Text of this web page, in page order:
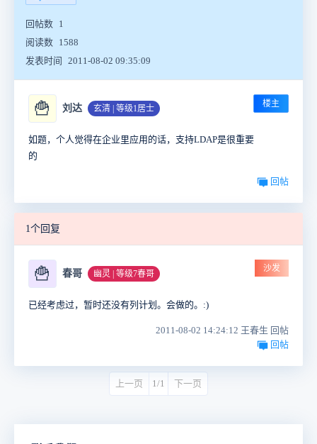
回帖数 1
阅读数 1588
发表时间
2011-08-02 09:35:09
🍟 刘达 玄清 | 等级1居士 楼主
如题，个人觉得在企业里应用的话，支持LDAP是很重要
的
回帖
1个回复
🍟 春哥 幽灵 | 等级7春哥
沙发
已经考虑过，暂时还没有列计划。会做的。:)
2011-08-02 14:24:12 王春生 回帖
回帖
上一页 1/1 下一页